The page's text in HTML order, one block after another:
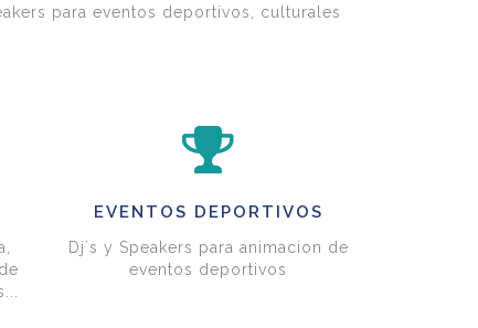
para eventos deportivos, culturales
EVENTOS DEPORTIVOS
Dj´s y Speakers para animacion de
eventos deportivos